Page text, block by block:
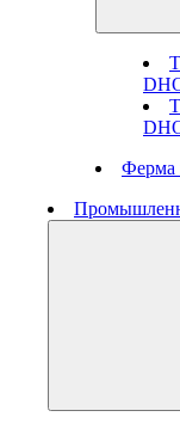
Ферма